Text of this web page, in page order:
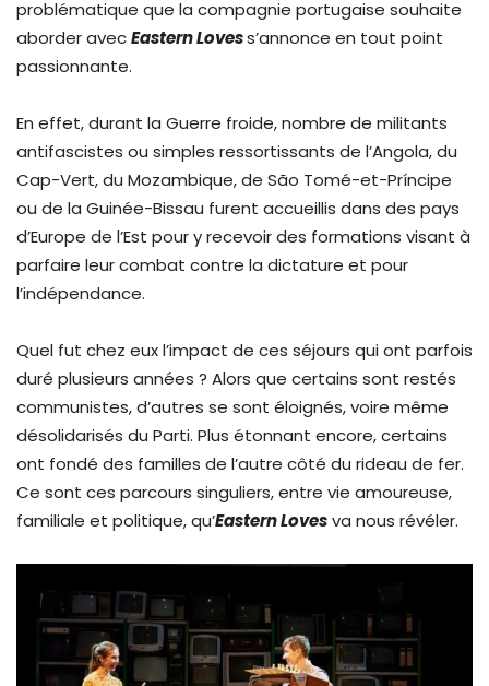
problématique que la compagnie portugaise souhaite
aborder avecEastern Lovess’annonce en tout point
passionnante.
En effet, durant la Guerre froide, nombre de militants
antifascistes ou simples ressortissants de l’Angola, du
Cap-Vert, du Mozambique, de São Tomé-et-Príncipe
ou de la Guinée-Bissau furent accueillis dans des pays
d’Europe de l’Est pour y recevoir des formations visant à
parfaire leur combat contre la dictature et pour
l’indépendance.
Quel fut chez eux l’impact de ces séjours qui ont parfois
duré plusieurs années ? Alors que certains sont restés
communistes, d’autres se sont éloignés, voire même
désolidarisés du Parti. Plus étonnant encore, certains
ont fondé des familles de l’autre côté du rideau de fer.
Ce sont ces parcours singuliers, entre vie amoureuse,
familiale et politique, qu’Eastern Lovesva nous révéler.